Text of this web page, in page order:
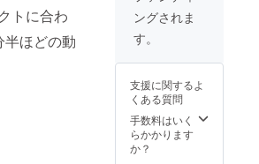
トに合わ
ほどの動
れた際
には、
アーと
島の良
さをと
ことん
ご紹介
しま
ングされま
す。
支援に関するよ
くある質問
手数料はいく
らかかります
か？